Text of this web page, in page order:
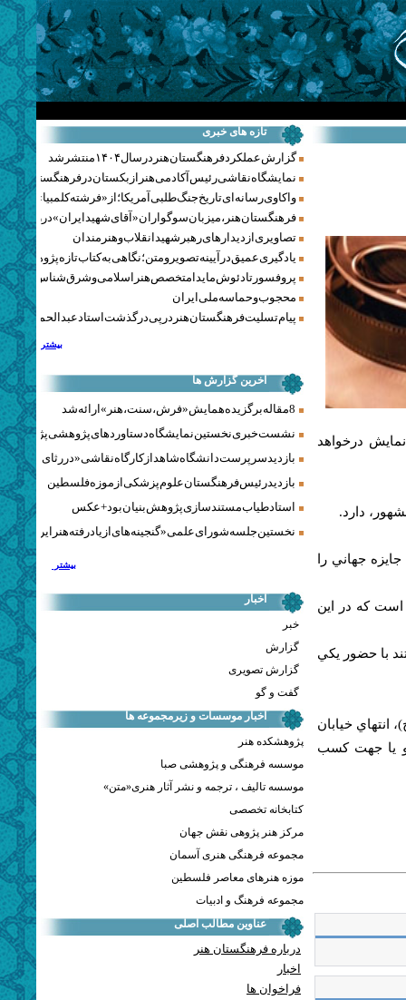
تازه های خبری
گزارش عملکرد فرهنگستان هنر در سال ۱۴۰۴ منتشر شد
نمایشگاه نقاشی رئیس آکادمی هنر ازبکستان در فرهنگستان هنر
واکاوی رسانه‌ای تاریخ جنگ‌طلبی آمریکا؛ از «فرشته کلمبیا» تا
فرهنگستان هنر، میزبان سوگواران «آقای شهید ایران» در
تصاویری از دیدارهای رهبر شهید انقلاب و هنرمندان
یادگیری عمیق در آیینه تصویر و متن؛ نگاهی به کتاب تازه پژوهشکده
پروفسور تادئوش مایدا متخصص هنر اسلامی و شرق‌شناس
محجوب و حماسه ملی ایران
پیام تسلیت فرهنگستان هنر در پی درگذشت استاد عبدالحمید
بیشتر
آخرین گزارش ها
8 مقاله برگزیده همایش «فرش، سنت، هنر» ارائه شد
نشست خبری نخستین نمایشگاه دستاوردهای پژوهشی
بازدید سرپرست دانشگاه شاهد از کارگاه نقاشی «در رثای سیمرغ
بازدید رئیس فرهنگستان علوم پزشکی از موزه فلسطین
استاد طیاب مستندسازی پژوهش‌بنیان بود + عکس
نخستین جلسه شورای علمی «گنجینه‌های ازیادرفته هنر ایران»
بیشتر
اخبار
خبر
گزارش
گزارش تصویری
گفت و گو
اخبار موسسات و زیرمجموعه ها
پژوهشکده هنر
موسسه فرهنگی و پژوهشی صبا
موسسه تالیف ، ترجمه و نشر آثار هنری«متن»
کتابخانه تخصصی
مرکز هنر پژوهی نقش جهان
مجموعه فرهنگی هنری آسمان
موزه هنرهای معاصر فلسطین
مجموعه فرهنگ و ادبیات
عناوین مطالب اصلی
درباره فرهنگستان هنر
اخبار
فراخوان ها
مستند روز يكشنبه، 28 مردادماه، ساعت 16 به نمايش درخواهد
دارد.
و تاكنون چندين جايزه جهاني را
است كه در اين
با حضور يكي
انتهاي خيابان
خيابان فيروزكوه، شماره 67 مراجعه و يا جهت كسب